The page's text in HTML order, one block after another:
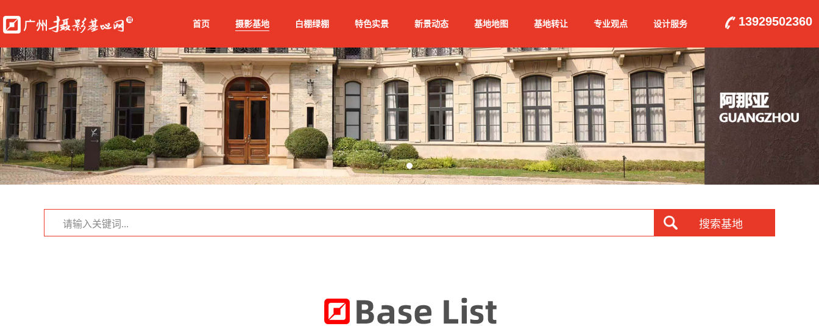
首页 摄影基地 白棚绿棚 特色实景 新景动态 基地地图 基地转让 专业观点 设计服务 13929502360
搜索基地